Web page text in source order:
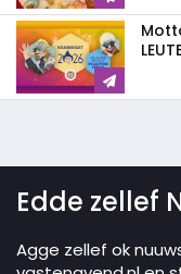
Edde zellef
Agge zellef ok